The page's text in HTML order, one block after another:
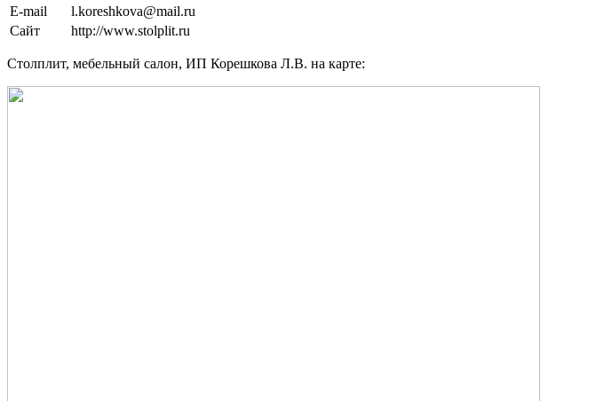
E-mail
l.koreshkova@mail.ru
Сайт
http://www.stolplit.ru
Столплит, мебельный салон, ИП Корешкова Л.В. на карте: